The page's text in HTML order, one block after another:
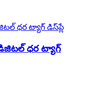
ధర ట్యాగ్